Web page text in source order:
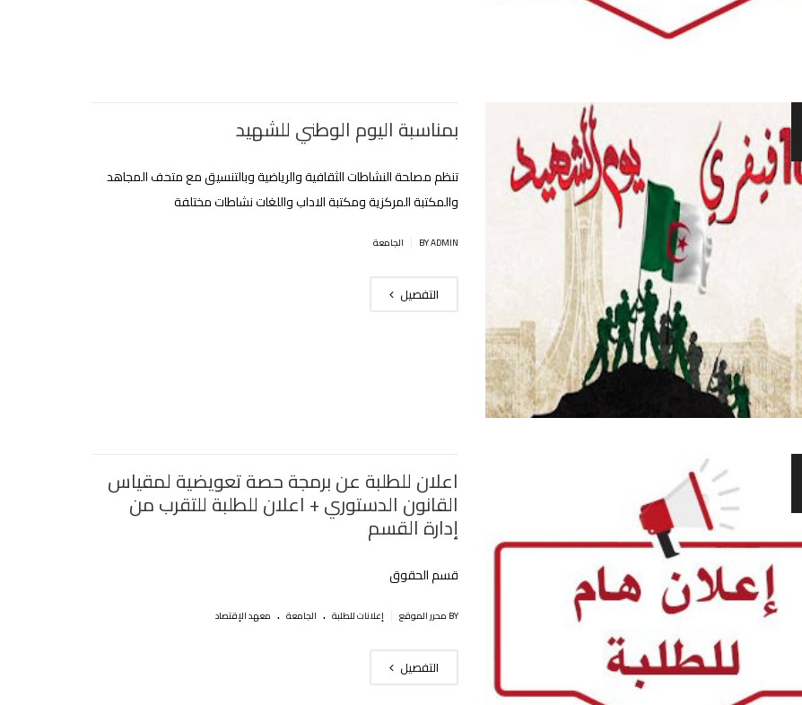
بمناسبة اليوم الوطني للشهيد
تنظم مصلحة النشاطات الثقافية والرياضية وبالتنسيق مع متحف المجاهد
والمكتبة المركزية ومكتبة الاداب واللغات نشاطات مختلفة
BY ADMIN الجامعة
التفصيل
اعلان للطلبة عن برمجة حصة تعويضية لمقياس
القانون الدستوري + اعلان للطلبة للتقرب من
إدارة القسم
قسم الحقوق
BY محرر الموقع إعلانات للطلبة . الجامعة . معهد الإقتصاد
التفصيل